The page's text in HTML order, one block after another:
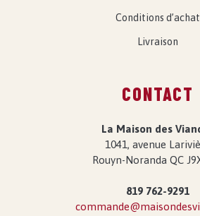
Conditions d’achat
Livraison
CONTACT
La Maison des
1041, avenue
Rouyn-Noranda QC
819 762-9291